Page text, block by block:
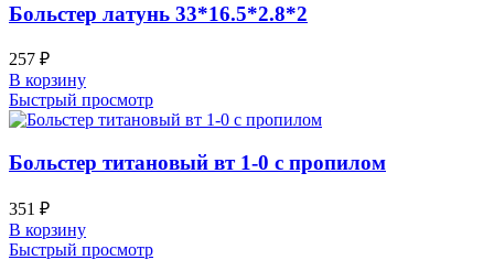
Больстер латунь 33*16.5*2.8*2
257 ₽
В корзину
Быстрый просмотр
Больстер титановый вт 1-0 с пропилом
351 ₽
В корзину
Быстрый просмотр